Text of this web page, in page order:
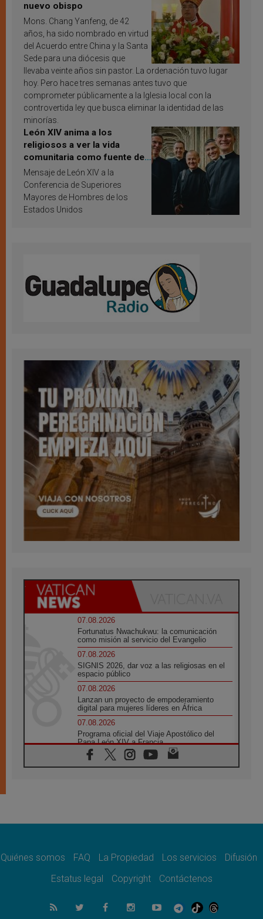
nuevo obispo
Mons. Chang Yanfeng, de 42
años, ha sido nombrado en virtud
del Acuerdo entre China y la Santa
Sede para una diócesis que
llevaba veinte años sin pastor. La ordenación tuvo lugar
hoy. Pero hace tres semanas antes tuvo que
comprometer públicamente a la Iglesia local con la
controvertida ley que busca eliminar la identidad de las
minorías.
León XIV anima a los
religiosos a ver la vida
comunitaria como fuente de
inspiración y santificación
Mensaje de León XIV a la
Conferencia de Superiores
Mayores de Hombres de los
Estados Unidos
07.08.2026
Fortunatus Nwachukwu: la comunicación
como misión al servicio del Evangelio
07.08.2026
SIGNIS 2026, dar voz a las religiosas en el
espacio público
07.08.2026
Lanzan un proyecto de empoderamiento
digital para mujeres líderes en África
07.08.2026
Programa oficial del Viaje Apostólico del
Papa León XIV a Francia
07.08.2026
Obispos de Ecuador: El bien de las familias
06.08.2026
06.08.2026
minuto
El agradecimiento de los jóvenes al Papa:
«Hoy nos sentimos Iglesia»
Quiénes somos FAQ La Propiedad Los servicios
Difusión
Estatus legal
Copyright Contáctenos